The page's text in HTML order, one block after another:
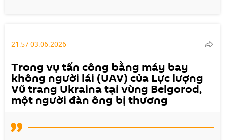
21:57 03.06.2026
Trong vụ tấn công bằng máy bay
không người lái (UAV) của Lực lượng
Vũ trang Ukraina tại vùng Belgorod,
một người đàn ông bị thương